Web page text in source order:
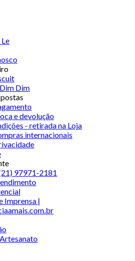
Dim
e devolução
- retirada na Loja
internacionais
97971-2181
Imprensa |